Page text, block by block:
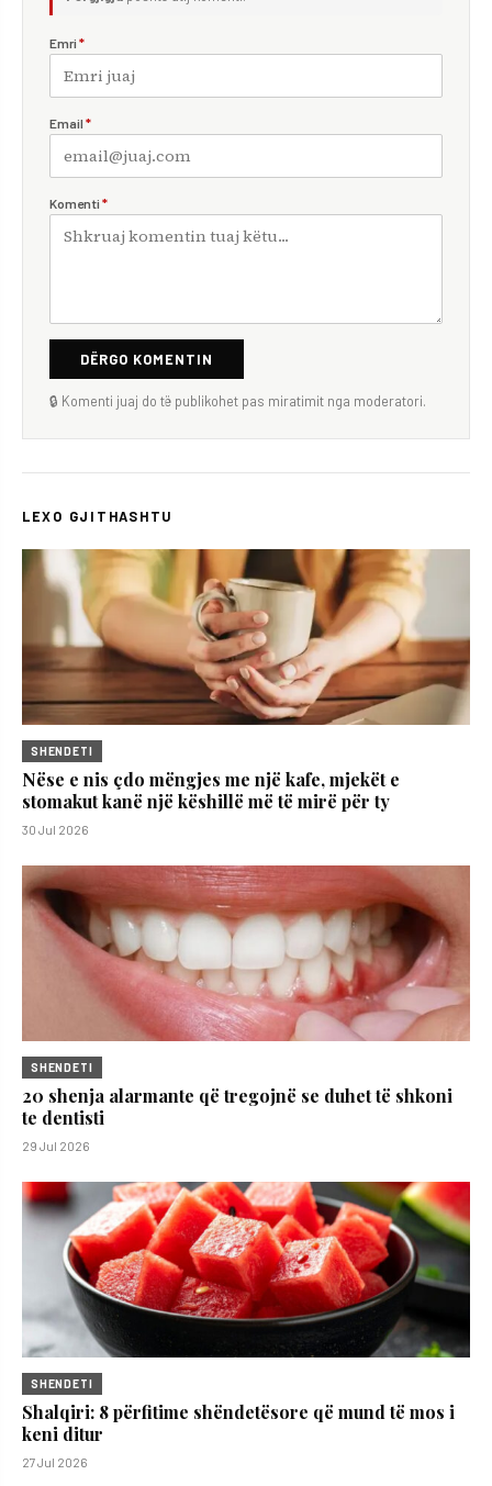
Emri *
Email *
Komenti *
DËRGO KOMENTIN
🔒 Komenti juaj do të publikohet pas miratimit nga moderatori.
LEXO GJITHASHTU
SHENDETI
Nëse e nis çdo mëngjes me një kafe, mjekët e
stomakut kanë një këshillë më të mirë për ty
30 Jul 2026
SHENDETI
20 shenja alarmante që tregojnë se duhet të shkoni
te dentisti
29 Jul 2026
SHENDETI
Shalqiri: 8 përfitime shëndetësore që mund të mos i
keni ditur
27 Jul 2026